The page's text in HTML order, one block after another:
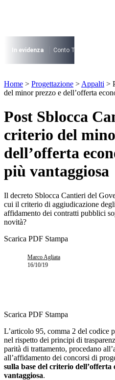
I più cercati
Lorem ipsum dolor sit amet
Lorem ipsum dolor sit amet
In evidenza Conto Termico
Lorem ipsum dolor sit amet
Home > Progettazione > Appalti >
del minor prezzo e dell’offerta
Post Sblocca
criterio del
dell’offerta
più vantaggiosa
Il decreto Sblocca Cantieri del
cui il criterio di aggiudicazione
affidamento dei contratti pubblici
novità?
Scarica PDF Stampa
Marco Agliata
16/10/19
Scarica PDF Stampa
L’articolo 95, comma 2 del codice
nel rispetto dei principi di
parità di trattamento, procedano
all’affidamento dei concorsi di
sulla base del criterio dell’offerta
vantaggiosa.